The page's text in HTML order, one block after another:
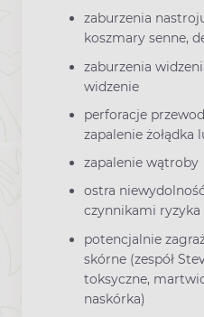
zaburzenia
koszmary senne,
zaburzenia
widzenie
perforacje
zapalenie
zapalenie wątroby
ostra
czynnikami ryzyka
potencjalnie
skórne (zespół
toksyczne,
naskórka)